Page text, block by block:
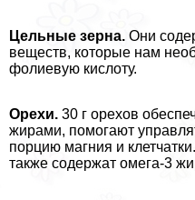
Цельные зерна. Они
веществ, которые нам
фолиевую кислоту.
Орехи. 30 г орехов
жирами, помогают
порцию магния и
также содержат омега-3